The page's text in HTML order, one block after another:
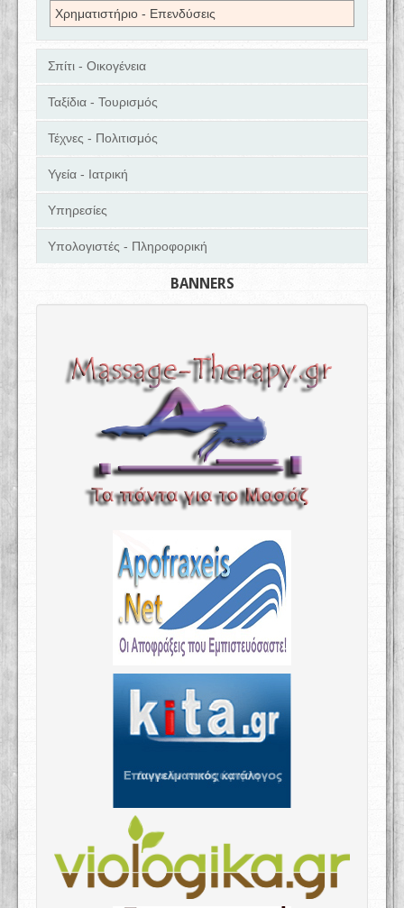
Χρηματιστήριο - Επενδύσεις
Σπίτι - Οικογένεια
Ταξίδια - Τουρισμός
Τέχνες - Πολιτισμός
Υγεία - Ιατρική
Υπηρεσίες
Υπολογιστές - Πληροφορική
BANNERS